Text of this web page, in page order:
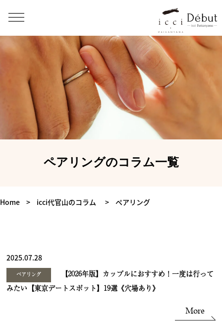
ペアリングのコラム一覧
Home > icci代官山のコラム > ペアリング
2025.07.28
ペアリング
【2026年版】カップルにおすすめ！一度は行って
みたい【東京デートスポット】19選《穴場あり》
More